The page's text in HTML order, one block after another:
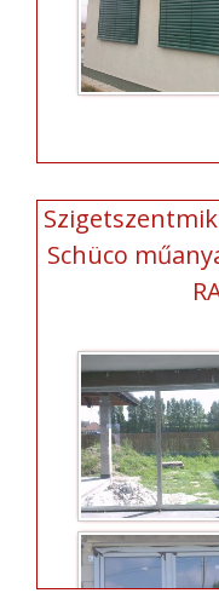
Schüco